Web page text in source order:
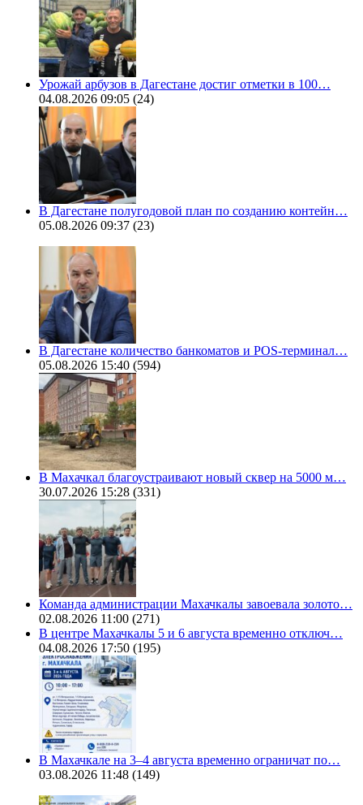
Урожай арбузов в Дагестане достиг отметки в 100…
04.08.2026 09:05 (24)
В Дагестане полугодовой план по созданию контейн…
05.08.2026 09:37 (23)
В Дагестане количество банкоматов и POS-терминал…
05.08.2026 15:40 (594)
В Махачкал благоустраивают новый сквер на 5000 м…
30.07.2026 15:28 (331)
Команда администрации Махачкалы завоевала золото…
02.08.2026 11:00 (271)
В центре Махачкалы 5 и 6 августа временно отключ…
04.08.2026 17:50 (195)
В Махачкале на 3–4 августа временно ограничат по…
03.08.2026 11:48 (149)